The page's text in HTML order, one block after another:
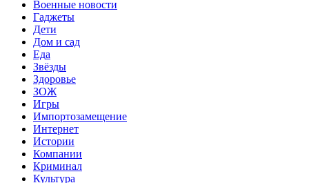
Военные новости
Гаджеты
Дети
Дом и сад
Еда
Звёзды
Здоровье
ЗОЖ
Игры
Импортозамещение
Интернет
Истории
Компании
Криминал
Культура